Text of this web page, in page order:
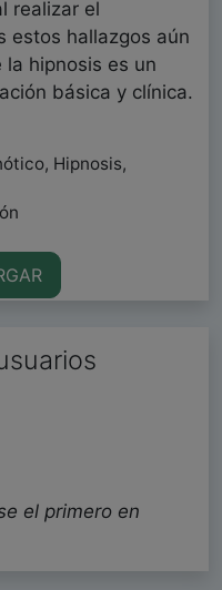
realizar el
estos hallazgos aún
hipnosis es un
básica y clínica.
Hipnosis,
el primero en